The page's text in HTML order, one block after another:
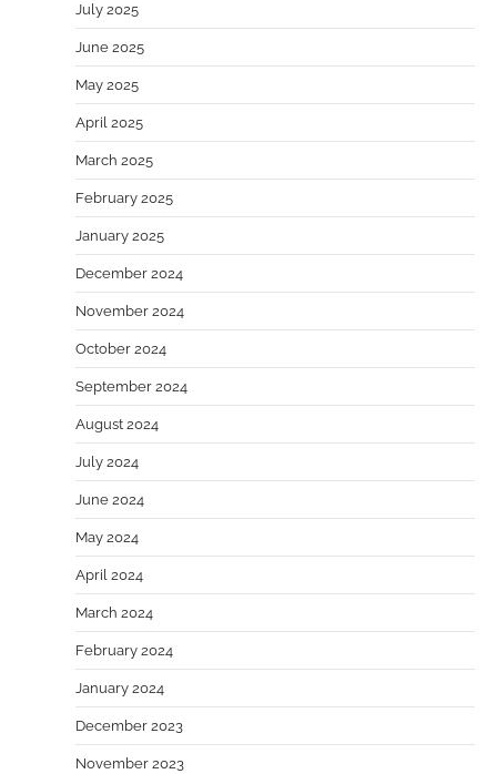
July 2025
June 2025
May 2025
April 2025
March 2025
February 2025
January 2025
December 2024
November 2024
October 2024
September 2024
August 2024
July 2024
June 2024
May 2024
April 2024
March 2024
February 2024
January 2024
December 2023
November 2023